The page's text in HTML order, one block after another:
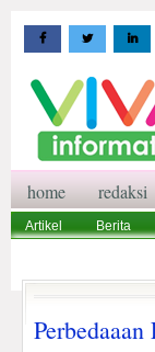
home redaksi
Artikel Berita